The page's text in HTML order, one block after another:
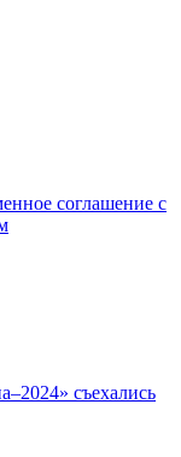
соглашение с
съехались